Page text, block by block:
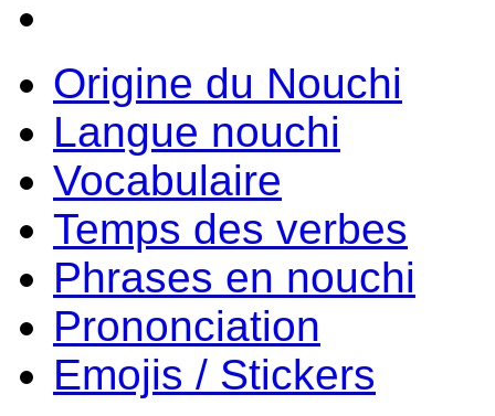
Origine du Nouchi
Langue nouchi
Vocabulaire
Temps des verbes
Phrases en nouchi
Prononciation
Emojis / Stickers